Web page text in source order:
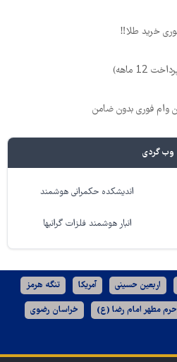
وب گردی
اندیشکده حکمرانی هوشمند
انبار هوشمند فلزات گرانبها
اربعین حسینی آمریکا تنگه هرمز
حرم مطهر امام رضا (ع) خراسان رضوی